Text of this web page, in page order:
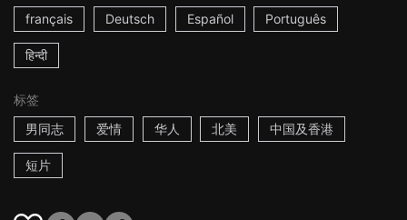
français Deutsch Español Português
हिन्दी
标签
男同志
爱情 华人 北美 中国及香港
短片